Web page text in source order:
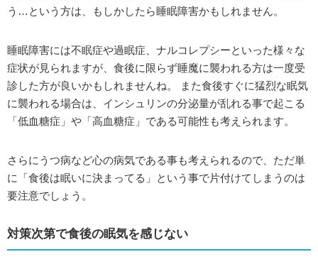
う…という方は、もしかしたら睡眠障害かもしれません。
睡眠障害には不眠症や過眠症、ナルコレプシーといった様々な
症状が見られますが、食後に限らず睡魔に襲われる方は一度受
診した方が良いかもしれませんね。 また食後すぐに猛烈な眠気
に襲われる場合は、インシュリンの分泌量が乱れる事で起こる
「低血糖症」や「高血糖症」である可能性も考えられます。
さらにうつ病など心の病気である事も考えられるので、ただ単
に「食後は眠いに決まってる」という事で片付けてしまうのは
要注意でしょう。
対策次第で食後の眠気を感じない